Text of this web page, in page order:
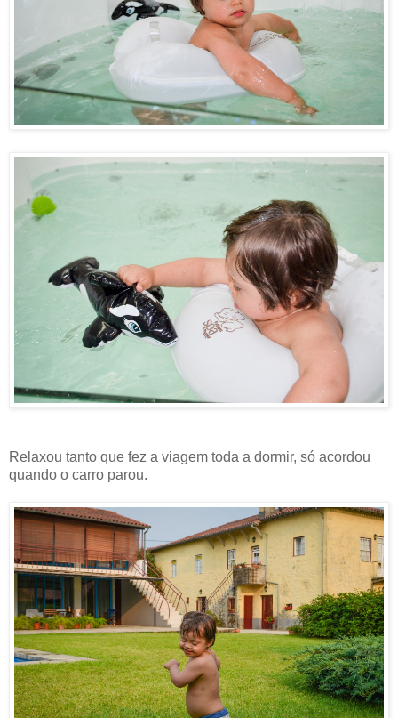
Relaxou tanto que fez a viagem toda a dormir, só acordou
quando o carro parou.